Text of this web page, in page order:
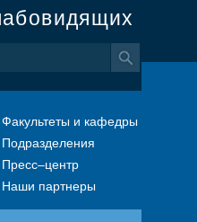
Факультеты и кафедры
Подразделения
Пресс–центр
Наши партнеры